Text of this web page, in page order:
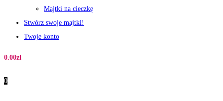
Majtki na cieczkę
Stwórz swoje majtki!
Twoje konto
0.00zł
0